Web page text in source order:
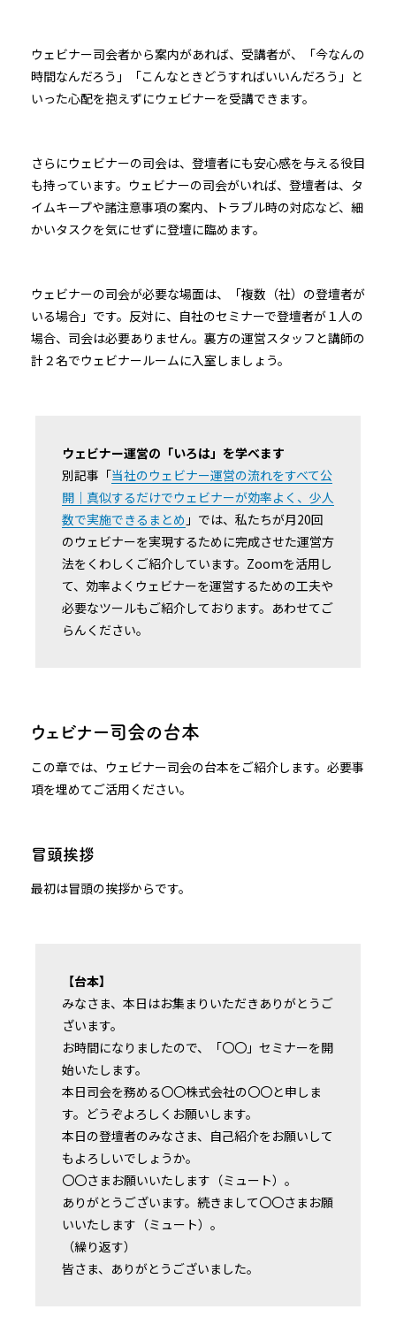
ウェビナー司会者から案内があれば、受講者が、「今なんの
時間なんだろう」「こんなときどうすればいいんだろう」と
いった心配を抱えずにウェビナーを受講できます。
さらにウェビナーの司会は、登壇者にも安心感を与える役目
も持っています。ウェビナーの司会がいれば、登壇者は、タ
イムキープや諸注意事項の案内、トラブル時の対応など、細
かいタスクを気にせずに登壇に臨めます。
ウェビナーの司会が必要な場面は、「複数（社）の登壇者が
いる場合」です。反対に、自社のセミナーで登壇者が１人の
場合、司会は必要ありません。裏方の運営スタッフと講師の
計２名でウェビナールームに入室しましょう。
ウェビナー運営の「いろは」を学べます
別記事「当社のウェビナー運営の流れをすべて公
開｜真似するだけでウェビナーが効率よく、少人
数で実施できるまとめ 」では、私たちが月20回
のウェビナーを実現するために完成させた運営方
法をくわしくご紹介しています。Zoomを活用し
て、効率よくウェビナーを運営するための工夫や
必要なツールもご紹介しております。あわせてご
らんください。
ウェビナー司会の台本
この章では、ウェビナー司会の台本をご紹介します。必要事
項を埋めてご活用ください。
冒頭挨拶
最初は冒頭の挨拶からです。
【台本】
みなさま、本日はお集まりいただきありがとうご
ざいます。
お時間になりましたので、「〇〇」セミナーを開
始いたします。
本日司会を務める〇〇株式会社の〇〇と申しま
す。どうぞよろしくお願いします。
本日の登壇者のみなさま、自己紹介をお願いして
もよろしいでしょうか。
〇〇さまお願いいたします（ミュート）。
ありがとうございます。続きまして〇〇さまお願
いいたします（ミュート）。
（繰り返す）
皆さま、ありがとうございました。